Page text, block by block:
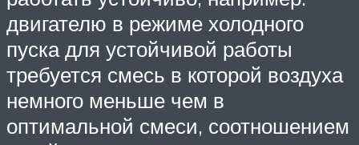
двигателю в режиме холодного
пуска для устойчивой работы
требуется смесь в которой воздуха
немного меньше чем в
оптимальной смеси, соотношением